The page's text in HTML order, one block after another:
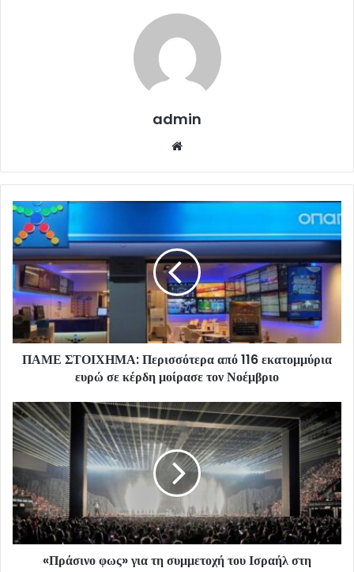
admin
ΠΑΜΕ ΣΤΟΙΧΗΜΑ: Περισσότερα από 116 εκατομμύρια
ευρώ σε κέρδη μοίρασε τον Νοέμβριο
«Πράσινο φως» για τη συμμετοχή του Ισραήλ στη